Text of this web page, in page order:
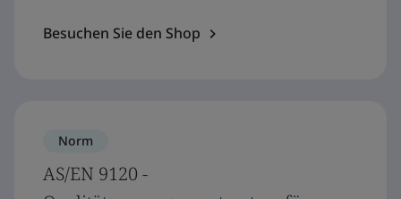
Besuchen Sie den Shop
Norm
AS/EN 9120 -